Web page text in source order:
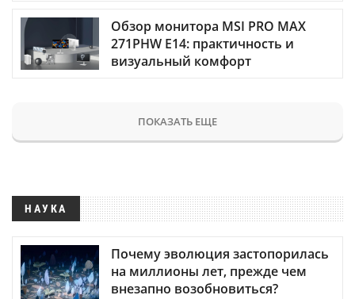
Обзор монитора MSI PRO MAX
271PHW E14: практичность и
визуальный комфорт
ПОКАЗАТЬ ЕЩЕ
НАУКА
Почему эволюция застопорилась
на миллионы лет, прежде чем
внезапно возобновиться?